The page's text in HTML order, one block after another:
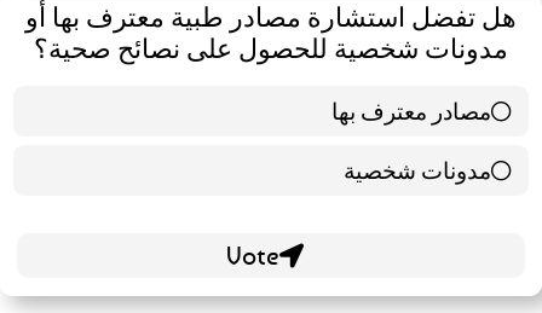
هل تفضل استشارة مصادر طبية معترف بها أو
مدونات شخصية للحصول على نصائح صحية؟
مصادر معترف بها
39 ( 65 % )
مدونات شخصية
21 ( 35 % )